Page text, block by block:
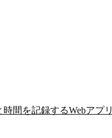
間を記録するWebアプリ